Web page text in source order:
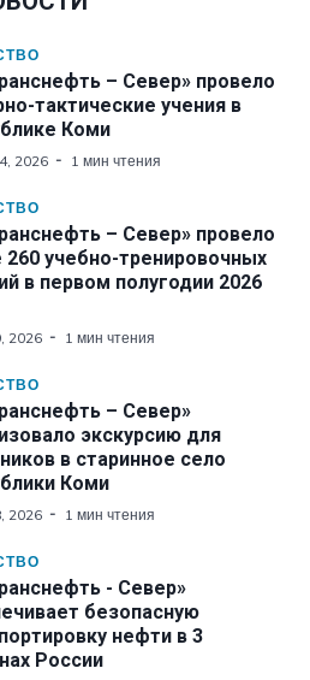
– Север» провело
тактические учения в
Коми
2026 1 мин чтения
– Север» провело
260 учебно-тренировочных
в первом полугодии 2026
2026 1 мин чтения
– Север»
экскурсию для
в старинное село
Коми
2026 1 мин чтения
- Север»
безопасную
нефти в 3
России